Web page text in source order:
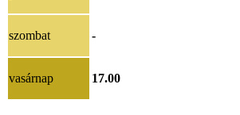
szombat -
vasárnap 17.00